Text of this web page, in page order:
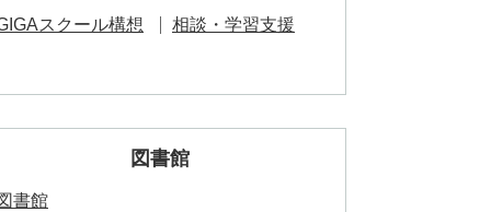
スクール構想
相談・学習支援
図書館
書館